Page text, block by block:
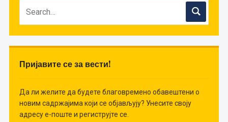
Пријавите се за вести!
Да ли желите да будете благовремено обавештени о
новим садржајима који се објављују? Унесите своју
адресу е-поште и региструјте се.